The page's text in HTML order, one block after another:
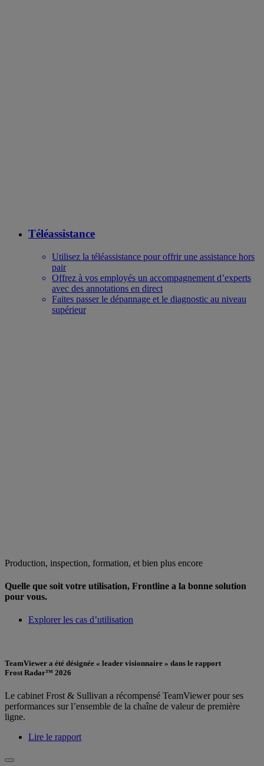
Téléassistance
Utilisez la téléassistance pour offrir une assistance hors
pair
Offrez à vos employés un accompagnement d’experts
avec des annotations en direct
Faites passer le dépannage et le diagnostic au niveau
supérieur
Production, inspection, formation, et bien plus encore
Quelle que soit votre utilisation, Frontline a la bonne solution
pour vous.
Explorer les cas d’utilisation
TeamViewer a été désignée « leader visionnaire » dans le rapport
Frost Radar™ 2026
Le cabinet Frost & Sullivan a récompensé TeamViewer pour ses
performances sur l’ensemble de la chaîne de valeur de première
ligne.
Lire le rapport